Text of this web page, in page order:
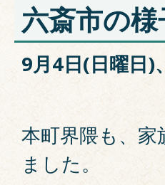
六斎市の
9月4日(日曜日)
本町界隈も、
ました。